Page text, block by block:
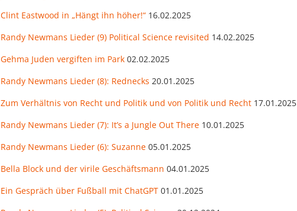
Clint Eastwood in „Hängt ihn höher!“ 16.02.2025
Randy Newmans Lieder (9) Political Science revisited 14.02.2025
Gehma Juden vergiften im Park 02.02.2025
Randy Newmans Lieder (8): Rednecks 20.01.2025
Zum Verhältnis von Recht und Politik und von Politik und Recht 17.01.2025
Randy Newmans Lieder (7): It’s a Jungle Out There 10.01.2025
Randy Newmans Lieder (6): Suzanne 05.01.2025
Bella Block und der virile Geschäftsmann 04.01.2025
Ein Gespräch über Fußball mit ChatGPT 01.01.2025